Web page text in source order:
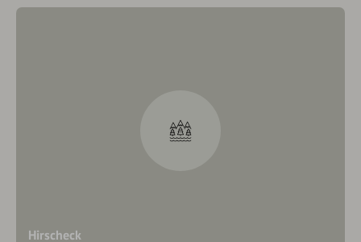
Hirscheck